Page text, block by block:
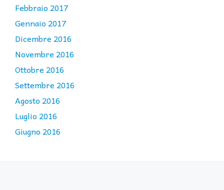
Febbraio 2017
Gennaio 2017
Dicembre 2016
Novembre 2016
Ottobre 2016
Settembre 2016
Agosto 2016
Luglio 2016
Giugno 2016